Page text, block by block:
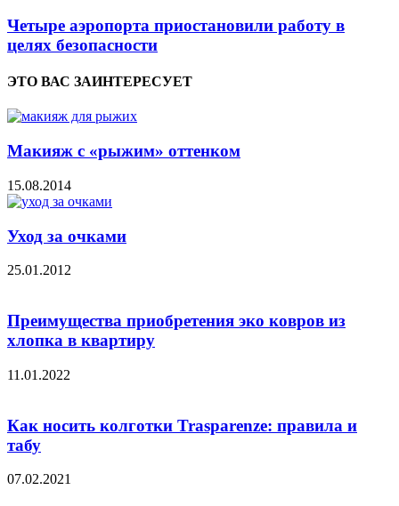
Четыре аэропорта приостановили работу в
целях безопасности
ЭТО ВАС ЗАИНТЕРЕСУЕТ
Макияж с «рыжим» оттенком
15.08.2014
Уход за очками
25.01.2012
Преимущества приобретения эко ковров из
хлопка в квартиру
11.01.2022
Как носить колготки Trasparenze: правила и
табу
07.02.2021